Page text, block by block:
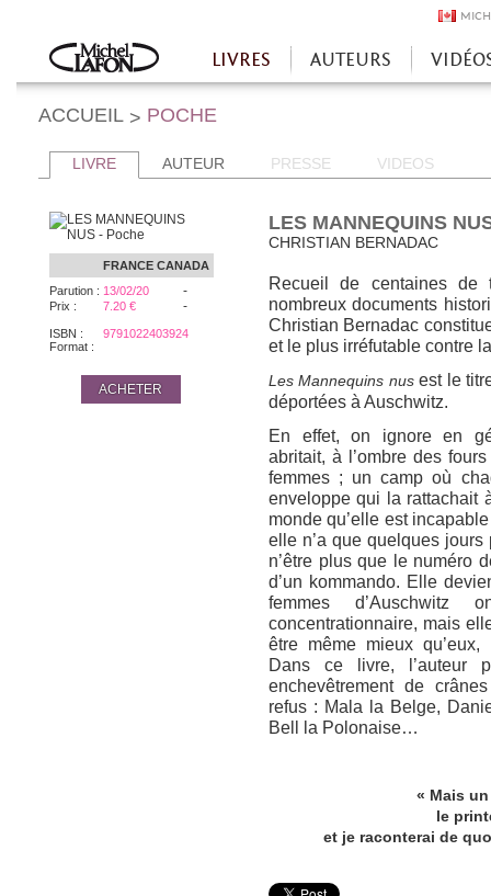
Accueil
LIVRES AUTEURS
ACCUEIL > POCHE
LIVRE AUTEUR PRESSE VIDEOS
FRANCE CANADA
Parution : 13/02/20 -
Prix : 7.20 € -
ISBN :
9791022403924
Format :
ACHETER
LES MANNEQUINS
CHRISTIAN BERNADAC
Recueil de centaines de
nombreux documents
Christian Bernadac
et le plus irréfutable contre
Les Mannequins nusest le
déportées à Auschwitz.
En effet, on ignore en
abritait, à l’ombre des
femmes ; un camp où
enveloppe qui la rattachait
monde qu’elle est
elle n’a que quelques
n’être plus que le numéro
d’un kommando. Elle
femmes
concentrationnaire, mais
être même mieux qu’eux,
Dans ce livre, l’auteur
enchevêtrement de
refus : Mala la Belge,
Bell la Polonaise…
« Mais
le
et je raconterai de